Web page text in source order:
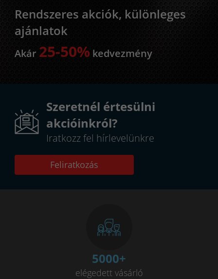
Rendszeres akciók, különleges
ajánlatok
Akár 25-50% kedvezmény
Szeretnél értesülni
akcióinkról?
Iratkozz fel hírlevelünkre
Feliratkozás
5000+
elégedett vásárló